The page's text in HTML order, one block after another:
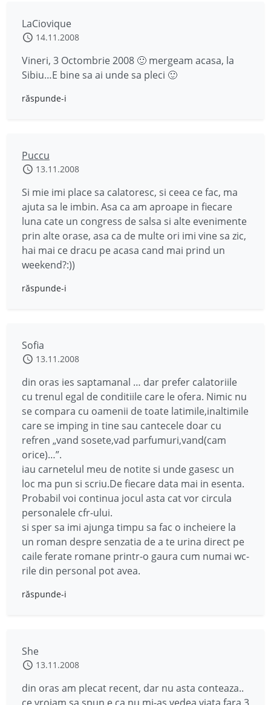
LaCiovique
14.11.2008
Vineri, 3 Octombrie 2008 🙂 mergeam acasa, la
Sibiu…E bine sa ai unde sa pleci 🙂
răspunde-i
Puccu
13.11.2008
Si mie imi place sa calatoresc, si ceea ce fac, ma
ajuta sa le imbin. Asa ca am aproape in fiecare
luna cate un congress de salsa si alte evenimente
prin alte orase, asa ca de multe ori imi vine sa zic,
hai mai ce dracu pe acasa cand mai prind un
weekend?:))
răspunde-i
Sofia
13.11.2008
din oras ies saptamanal … dar prefer calatoriile
cu trenul egal de conditiile care le ofera. Nimic nu
se compara cu oamenii de toate latimile,inaltimile
care se imping in tine sau cantecele doar cu
refren „vand sosete,vad parfumuri,vand(cam
orice)…”.
iau carnetelul meu de notite si unde gasesc un
loc ma pun si scriu.De fiecare data mai in esenta.
Probabil voi continua jocul asta cat vor circula
personalele cfr-ului.
si sper sa imi ajunga timpu sa fac o incheiere la
un roman despre senzatia de a te urina direct pe
caile ferate romane printr-o gaura cum numai wc-
rile din personal pot avea.
răspunde-i
She
13.11.2008
din oras am plecat recent, dar nu asta conteaza..